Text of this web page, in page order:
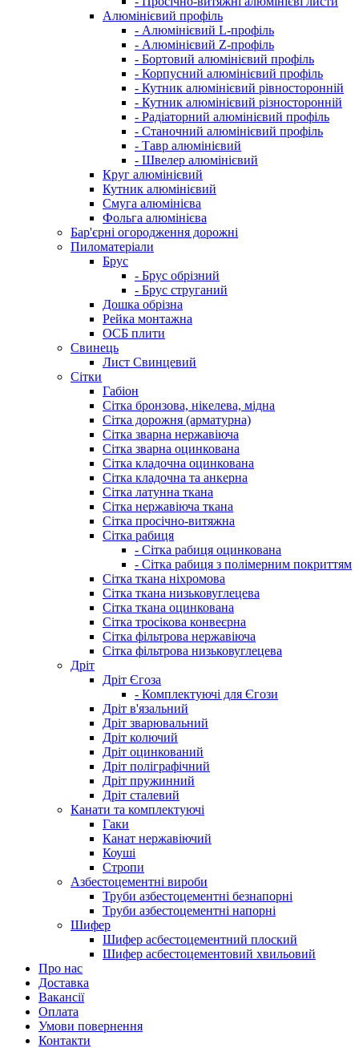
Алюмінієвий профіль
- Алюмінієвий L-профіль
- Алюмінієвий Z-профіль
- Бортовий алюмінієвий профіль
- Корпусний алюмінієвий профіль
- Кутник алюмінієвий рівносторонній
- Кутник алюмінієвий різносторонній
- Радіаторний алюмінієвий профіль
- Станочний алюмінієвий профіль
- Тавр алюмінієвий
- Швелер алюмінієвий
Круг алюмінієвий
Кутник алюмінієвий
Смуга алюмінієва
Фольга алюмінієва
Бар'єрні огородження дорожні
Пиломатеріали
Брус
- Брус обрізний
- Брус струганий
Дошка обрізна
Рейка монтажна
ОСБ плити
Cвинець
Лист Свинцевий
Сітки
Габіон
Сітка бронзова, нікелева, мідна
Сітка дорожня (арматурна)
Сітка зварна нержавіюча
Сітка зварна оцинкована
Сітка кладочна оцинкована
Сітка кладочна та анкерна
Сітка латунна ткана
Сітка нержавіюча ткана
Сітка просічно-витяжна
Сітка рабиця
- Сітка рабиця оцинкована
- Сітка рабиця з полімерним покриттям
Сітка ткана ніхромова
Сітка ткана низьковуглецева
Сітка ткана оцинкована
Сітка тросікова конвеєрна
Сітка фільтрова нержавіюча
Сітка фільтрова низьковуглецева
Дріт
Дріт Єгоза
- Комплектуючі для Єгози
Дріт в'язальний
Дріт зварювальний
Дріт колючий
Дріт оцинкований
Дріт поліграфічний
Дріт пружинний
Дріт сталевий
Канати та комплектуючі
Гаки
Канат нержавіючий
Коуші
Стропи
Азбестоцементні вироби
Труби азбестоцементні безнапорні
Труби азбестоцементні напорні
Шифер
Шифер асбестоцементний плоский
Шифер асбестоцементовий хвильовий
Про нас
Доставка
Вакансії
Оплата
Умови повернення
Контакти